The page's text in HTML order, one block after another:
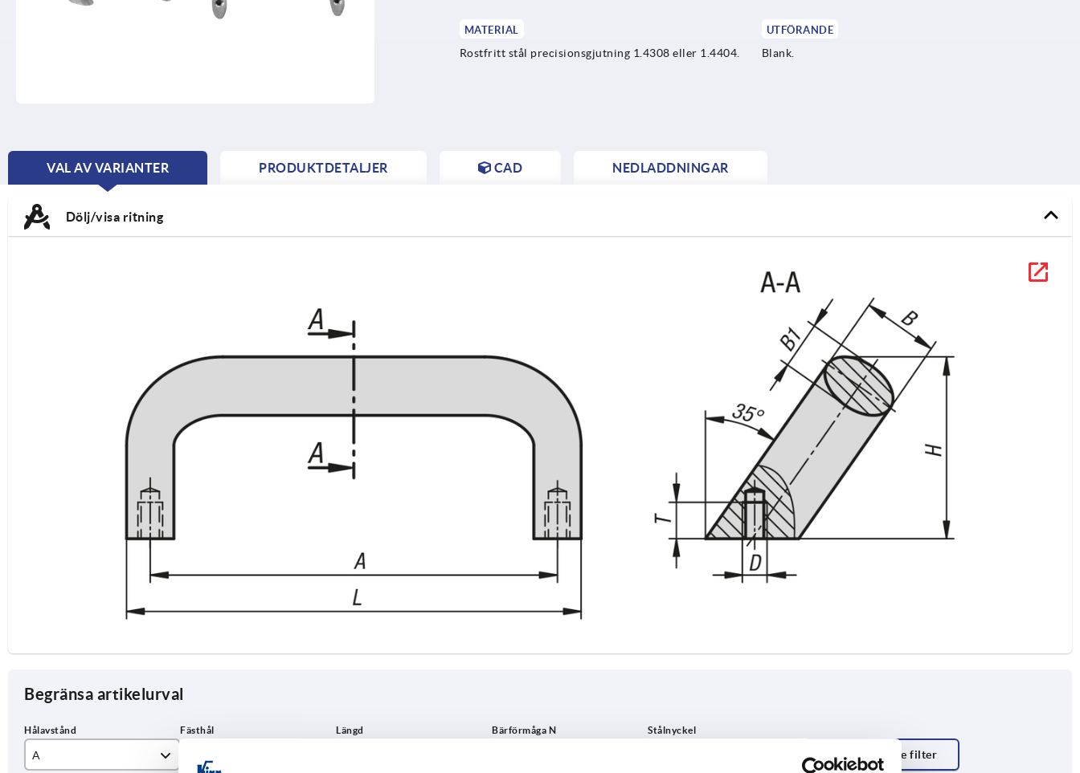
MATERIAL
Rostfritt stål precisionsgjutning 1.4308 eller 1.4404.
UTFÖRANDE
Blank.
VAL AV VARIANTER
CURRENT
PRODUKTDETALJER CAD NEDLADDNINGAR
Dölj/visa ritning
Begränsa artikelurval
A